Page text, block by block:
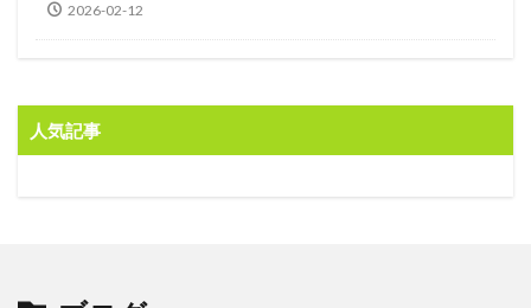
2026-02-12
人気記事